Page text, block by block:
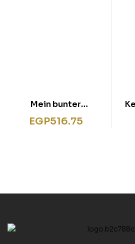
Mein bunter
Schulranzen Übungen
EGP516.75